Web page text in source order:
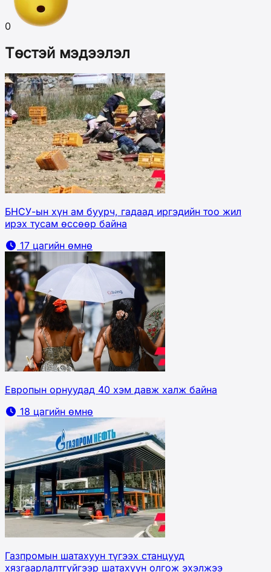
0
Төстэй мэдээлэл
БНСУ-ын хүн ам буурч, гадаад иргэдийн тоо жил
ирэх тусам өссөөр байна
17 цагийн өмнө
Европын орнуудад 40 хэм давж халж байна
18 цагийн өмнө
Газпромын шатахуун түгээх станцууд
хязгаарлалтгүйгээр шатахуун олгож эхэлжээ